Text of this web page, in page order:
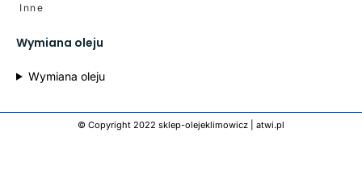
Inne
Wymiana oleju
Wymiana oleju
© Copyright 2022 sklep-olejeklimowicz | atwi.pl